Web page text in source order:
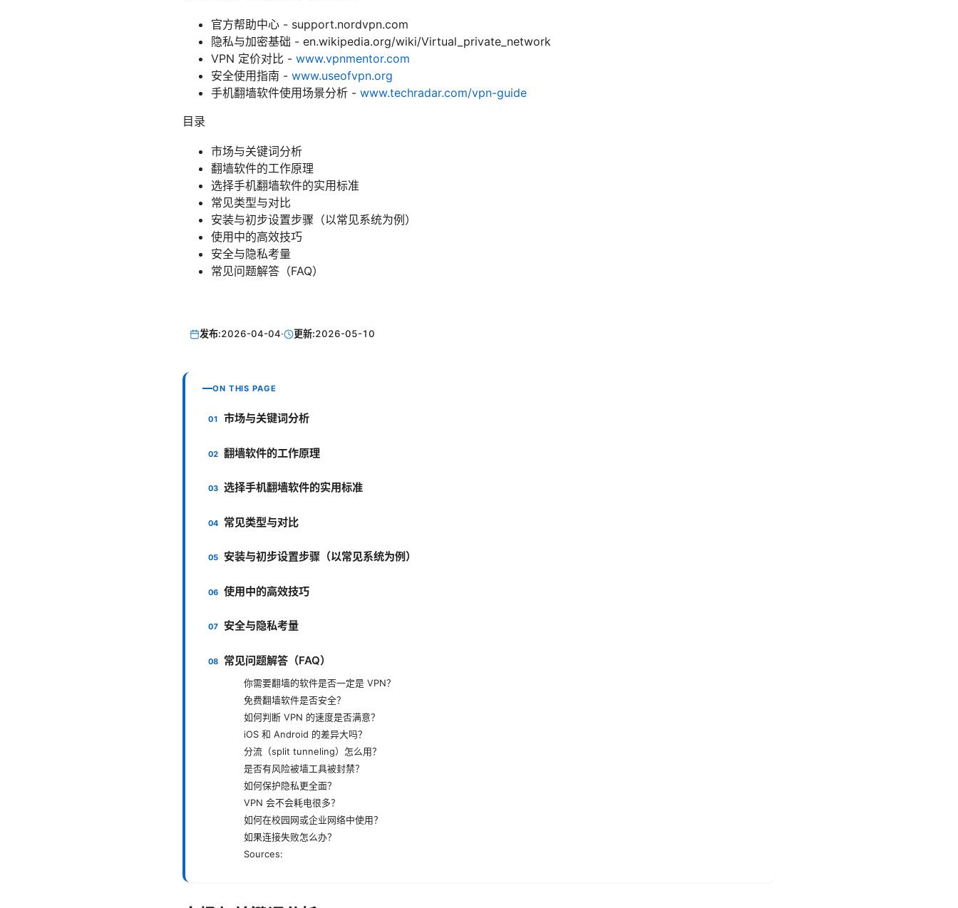
官方帮助中心 - support.nordvpn.com
隐私与加密基础 - en.wikipedia.org/wiki/Virtual_private_network
VPN 定价对比 - www.vpnmentor.com
安全使用指南 - www.useofvpn.org
手机翻墙软件使用场景分析 - www.techradar.com/vpn-guide
目录
市场与关键词分析
翻墙软件的工作原理
选择手机翻墙软件的实用标准
常见类型与对比
安装与初步设置步骤（以常见系统为例）
使用中的高效技巧
安全与隐私考量
常见问题解答（FAQ）
发布:2026-04-04· 更新:2026-05-10
ON THIS PAGE
市场与关键词分析
翻墙软件的工作原理
选择手机翻墙软件的实用标准
常见类型与对比
安装与初步设置步骤（以常见系统为例）
使用中的高效技巧
安全与隐私考量
常见问题解答（FAQ）
你需要翻墙的软件是否一定是 VPN？
免费翻墙软件是否安全？
如何判断 VPN 的速度是否满意？
iOS 和 Android 的差异大吗？
分流（split tunneling）怎么用？
是否有风险被墙工具被封禁？
如何保护隐私更全面？
VPN 会不会耗电很多？
如何在校园网或企业网络中使用？
如果连接失败怎么办？
Sources: